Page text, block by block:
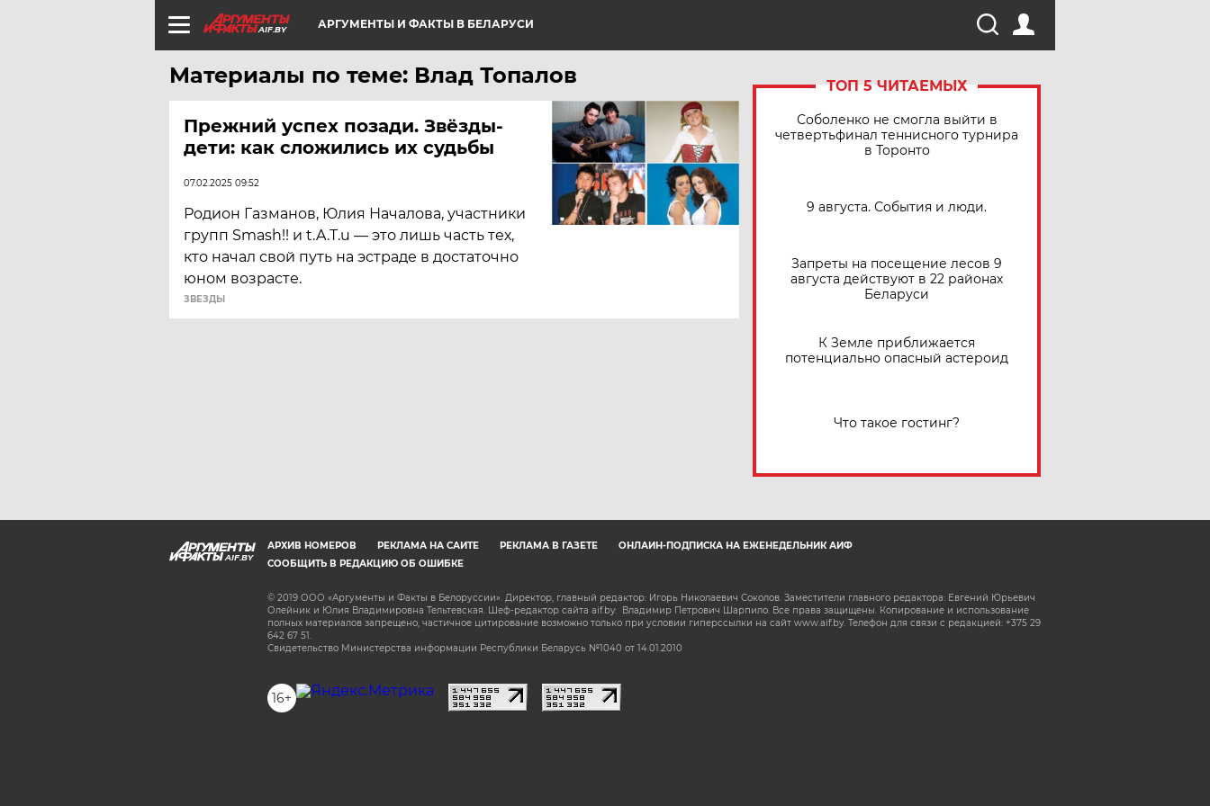
AIF.BY АРГУМЕНТЫ И ФАКТЫ В БЕЛАРУСИ
Материалы по теме: Влад Топалов
Прежний успех позади. Звёзды-
дети: как сложились их судьбы
07.02.2025 09:52
Родион Газманов, Юлия Началова, участники
групп Smash!! и t.A.T.u — это лишь часть тех,
кто начал свой путь на эстраде в достаточно
юном возрасте.
ЗВЕЗДЫ
ТОП 5 ЧИТАЕМЫХ
Соболенко не смогла выйти в
четвертьфинал теннисного турнира
в Торонто
9 августа. События и люди.
Запреты на посещение лесов 9
августа действуют в 22 районах
Беларуси
К Земле приближается
потенциально опасный астероид
Что такое гостинг?
AIF.BY
АРХИВ НОМЕРОВ РЕКЛАМА НА САЙТЕ РЕКЛАМА В ГАЗЕТЕ
ОНЛАЙН-ПОДПИСКА НА ЕЖЕНЕДЕЛЬНИК АИФ
СООБЩИТЬ В РЕДАКЦИЮ ОБ ОШИБКЕ
© 2019 ООО «Аргументы и Факты в Белоруссии». Директор, главный редактор: Игорь Николаевич Соколов. Заместители главного редактора: Евгений Юрьевич
Олейник и Юлия Владимировна Тельтевская. Шеф-редактор сайта aif.by: Владимир Петрович Шарпило. Все права защищены. Копирование и использование
полных материалов запрещено, частичное цитирование возможно только при условии гиперссылки на сайт www.aif.by. Телефон для связи с редакцией: +375 29
642 67 51.
Свидетельство Министерства информации Республики Беларусь №1040 от 14.01.2010
16+